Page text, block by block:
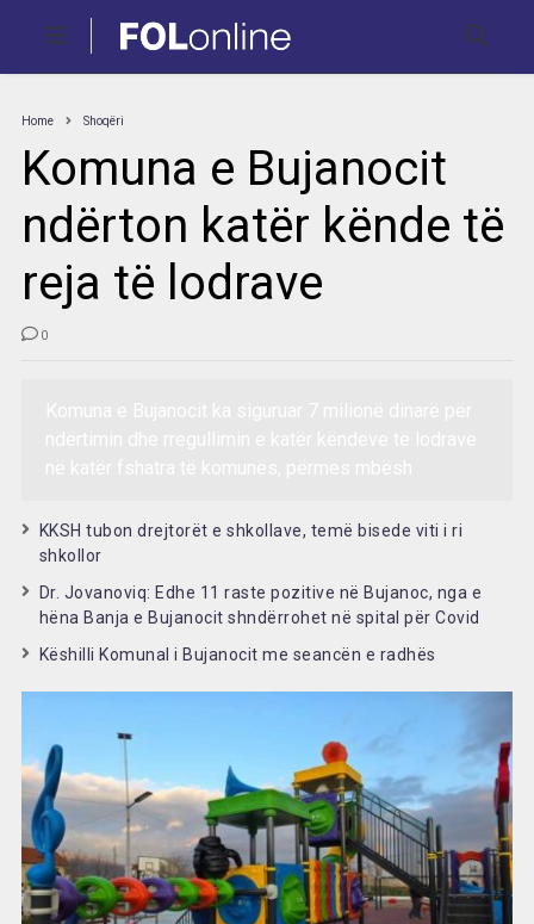
Home Shoqëri
Komuna e Bujanocit
ndërton katër kënde të
reja të lodrave
0
KKSH tubon drejtorët e shkollave, temë bisede viti i ri
shkollor
Dr. Jovanoviq: Edhe 11 raste pozitive në Bujanoc, nga e
hëna Banja e Bujanocit shndërrohet në spital për Covid
Këshilli Komunal i Bujanocit me seancën e radhës